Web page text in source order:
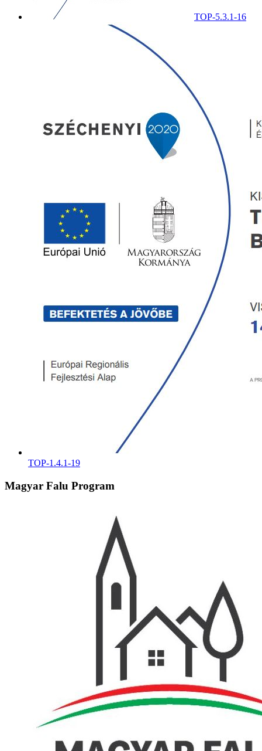
TOP-5.3.1-16
TOP-1.4.1-19
Magyar Falu Program